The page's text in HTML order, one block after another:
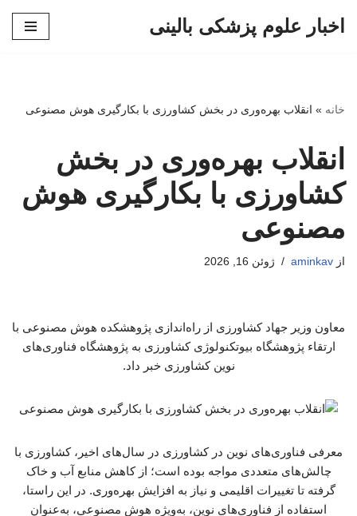
اخبار علوم پزشکی بالینی
خانه » انقلاب بهره‌وری در بخش کشاورزی با بکارگیری هوش مصنوعی
انقلاب بهره‌وری در بخش
کشاورزی با بکارگیری هوش
مصنوعی
از aminkav ژوئن 16, 2026
معاون وزیر جهاد کشاورزی از راه‌اندازی پژوهشکده هوش مصنوعی با
ارتقاء پژوهشگاه بیوتکنولوژی کشاورزی به پژوهشگاه فناوری‌های
نوین کشاورزی خبر داد.
معرفی فناوری‌های نوین در کشاورزی در سال‌های اخیر، کشاورزی با
چالش‌های متعددی مواجه بوده است؛ از کاهش منابع آب و خاک
گرفته تا تغییرات اقلیمی و نیاز به افزایش بهره‌وری. در این راستا،
استفاده از فناوری‌های نوین، به‌ویژه هوش مصنوعی، به‌عنوان